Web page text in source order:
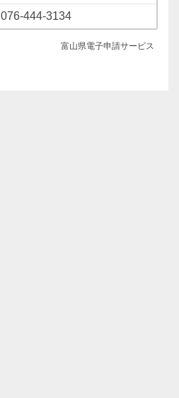
076-444-3134
富山県電子申請サービス